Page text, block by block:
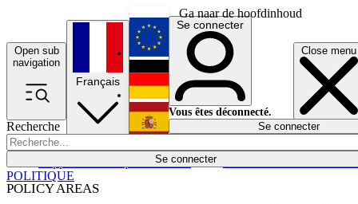
Ga naar de hoofdinhoud
Open sub
navigation
Close menu
Recherche
Se connecter
POLICY AREAS
Économie
Français
English
Deutsch
Español
Se connecter
Vous êtes déconnecté.
Se connecter
POLITIQUE